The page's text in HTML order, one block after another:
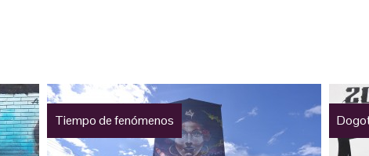
Tiempo de fenómenos